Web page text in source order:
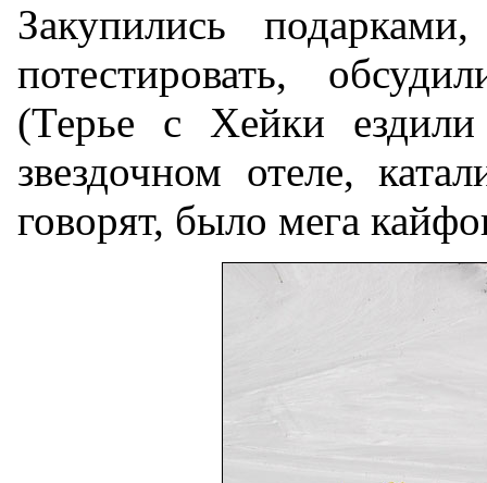
Закупились
потестировать,
(Терье с Хейки
звездочном отеле,
говорят, было мега